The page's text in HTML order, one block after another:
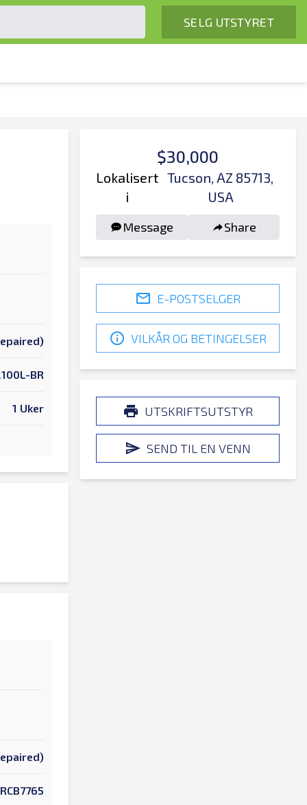
SELG UTSTYRET
BR
1 Uker
RCB7765
$30,000
Lokalisert
i
Tucson, AZ 85713,
USA
Message Share
E-POSTSELGER
VILKÅR OG BETINGELSER
UTSKRIFTSUTSTYR
SEND TIL EN VENN